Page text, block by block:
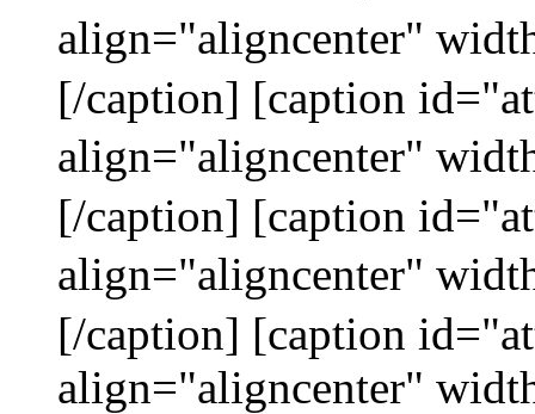
align="aligncenter"
[/caption] [caption
align="aligncenter"
[/caption] [caption
align="aligncenter"
[/caption] [caption
align="aligncenter"